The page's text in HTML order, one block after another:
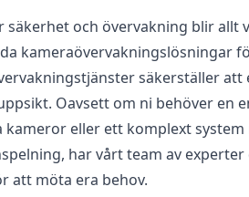
säkerhet och övervakning blir allt
kameraövervakningslösningar
säkerställer
Oavsett om ni behöver en
kameror eller ett komplext
har vårt team av
att möta era behov.